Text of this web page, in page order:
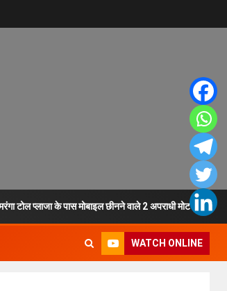
टोल प्लाजा के पास मोबाइल छीनने वाले 2 अपराधी मोटरसाइकिल
WATCH ONLINE